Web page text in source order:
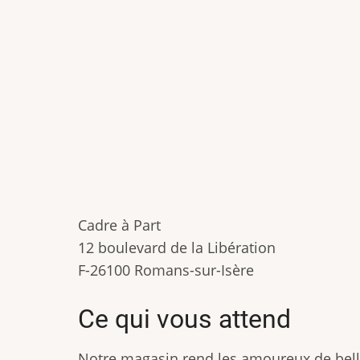
Cadre à Part
12 boulevard de la Libération
F-26100 Romans-sur-Isère
Ce qui vous attend